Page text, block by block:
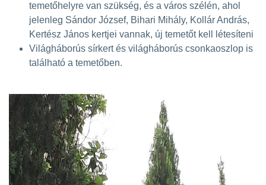
temetőhelyre van szükség, és a város szélén, ahol
jelenleg Sándor József, Bihari Mihály, Kollár András,
Kertész János kertjei vannak, új temetőt kell létesíteni
Világháborús sírkert és világháborús csonkaoszlop is
található a temetőben.